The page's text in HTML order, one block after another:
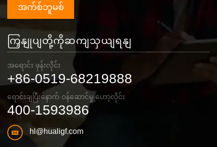
အက်စ်ဘူမစ်
ကြှနျုပျတို့ကိုဆကျသှယျရနျ
အရောင်း ဖုန်းလိုင်း
+86-0519-68219888
ရောင်းချပြီးနောက် ဝန်ဆောင်မှု ဟော့လိုင်း
400-1593986
hl@hualigf.com